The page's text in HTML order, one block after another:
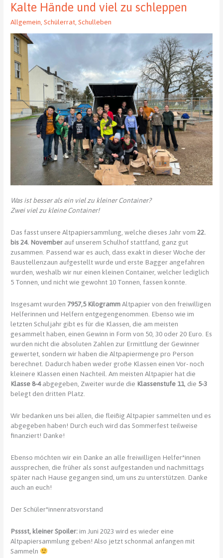
St.
Petrikirche
Chemnitz
Kalte Hände und viel zu schleppen
Allgemein ,Schülerrat ,Schulleben
Was ist besser als ein viel zu kleiner Container?
Zwei viel zu kleine Container!
Das fasst unsere Altpapiersammlung, welche dieses Jahr vom22.
bis 24. November auf unserem Schulhof stattfand, ganz gut
zusammen. Passend war es auch, dass exakt in dieser Woche der
Baustellenzaun aufgestellt wurde und erste Bagger angefahren
wurden, weshalb wir nur einen kleinen Container, welcher lediglich
5 Tonnen, und nicht wie gewohnt 10 Tonnen, fassen konnte.
Insgesamt wurden 7957,5 KilogrammAltpapier von den freiwilligen
Helferinnen und Helfern entgegengenommen. Ebenso wie im
letzten Schuljahr gibt es für die Klassen, die am meisten
gesammelt haben, einen Gewinn in Form von 50, 30 oder 20 Euro. Es
wurden nicht die absoluten Zahlen zur Ermittlung der Gewinner
gewertet, sondern wir haben die Altpapiermenge pro Person
berechnet. Dadurch haben weder große Klassen einen Vor- noch
kleinere Klassen einen Nachteil. Am meisten Altpapier hat die
Klasse 8-4abgegeben, Zweiter wurde die Klassenstufe 11, die 5-3
belegt den dritten Platz.
Wir bedanken uns bei allen, die fleißig Altpapier sammelten und es
abgegeben haben! Durch euch wird das Sommerfest teilweise
finanziert! Danke!
Ebenso möchten wir ein Danke an alle freiwilligen Helfer*innen
aussprechen, die früher als sonst aufgestanden und nachmittags
später nach Hause gegangen sind, um uns zu unterstützen. Danke
auch an euch!
Der Schüler*innenratsvorstand
Psssst, kleiner Spoiler:im Juni 2023 wird es wieder eine
Altpapiersammlung geben! Also jetzt schonmal anfangen mit
Sammeln